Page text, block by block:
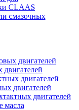
CLAAS
смазочных
двигателей
двигателей
двигателей
двигателей
двигателей
масла